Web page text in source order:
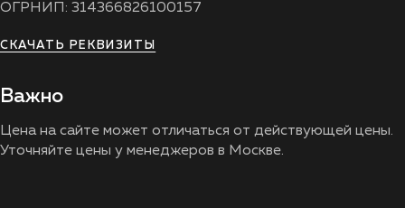
ОГРНИП: 314366826100157
СКАЧАТЬ РЕКВИЗИТЫ
Важно
Цена на сайте может отличаться от действующей цены.
Уточняйте цены у менеджеров в Москве.